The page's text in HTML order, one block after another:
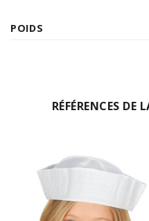
POIDS
RÉFÉRENCES DE